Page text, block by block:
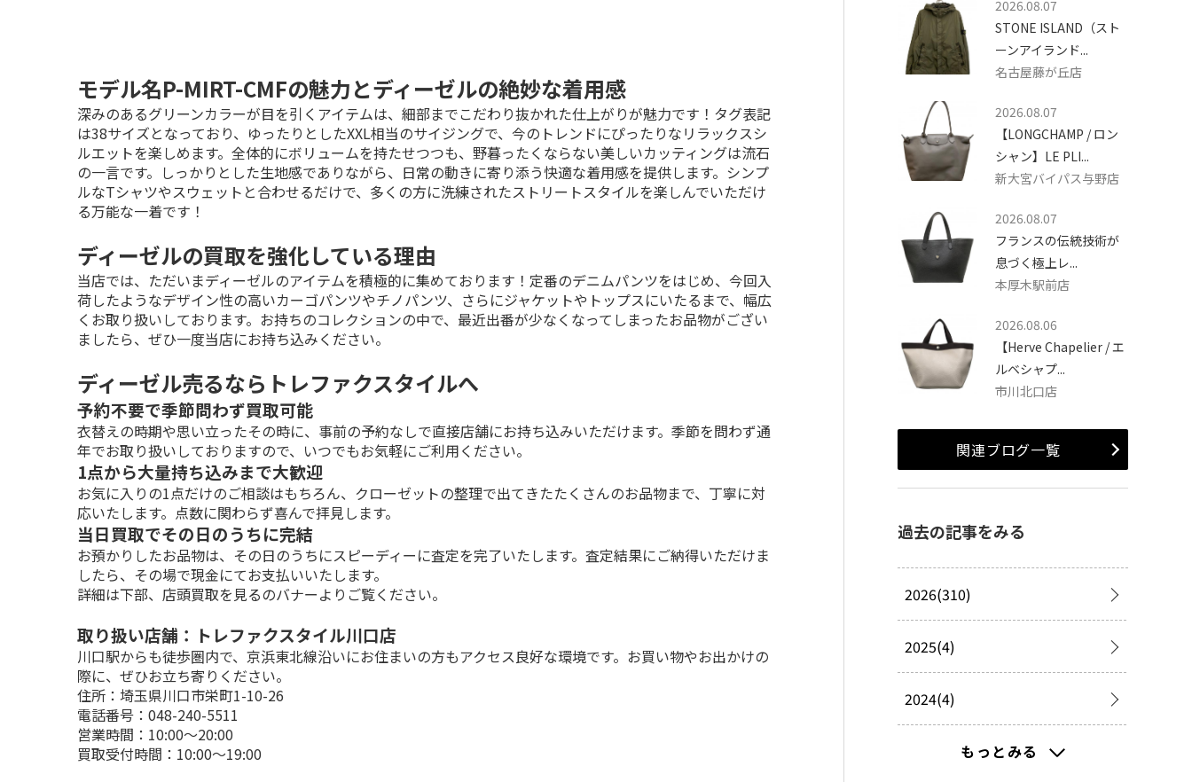
モデル名P-MIRT-CMFの魅力とディーゼルの絶妙な着用感
深みのあるグリーンカラーが目を引くアイテムは、細部までこだわり抜かれた仕上がりが魅力です！タグ表記
は38サイズとなっており、ゆったりとしたXXL相当のサイジングで、今のトレンドにぴったりなリラックスシ
ルエットを楽しめます。全体的にボリュームを持たせつつも、野暮ったくならない美しいカッティングは流石
の一言です。しっかりとした生地感でありながら、日常の動きに寄り添う快適な着用感を提供します。シンプ
ルなTシャツやスウェットと合わせるだけで、多くの方に洗練されたストリートスタイルを楽しんでいただけ
る万能な一着です！
ディーゼルの買取を強化している理由
当店では、ただいまディーゼルのアイテムを積極的に集めております！定番のデニムパンツをはじめ、今回入
荷したようなデザイン性の高いカーゴパンツやチノパンツ、さらにジャケットやトップスにいたるまで、幅広
くお取り扱いしております。お持ちのコレクションの中で、最近出番が少なくなってしまったお品物がござい
ましたら、ぜひ一度当店にお持ち込みください。
ディーゼル売るならトレファクスタイルへ
予約不要で季節問わず買取可能
衣替えの時期や思い立ったその時に、事前の予約なしで直接店舗にお持ち込みいただけます。季節を問わず通
年でお取り扱いしておりますので、いつでもお気軽にご利用ください。
1点から大量持ち込みまで大歓迎
お気に入りの1点だけのご相談はもちろん、クローゼットの整理で出てきたたくさんのお品物まで、丁寧に対
応いたします。点数に関わらず喜んで拝見します。
当日買取でその日のうちに完結
お預かりしたお品物は、その日のうちにスピーディーに査定を完了いたします。査定結果にご納得いただけま
したら、その場で現金にてお支払いいたします。
詳細は下部、店頭買取を見るのバナーよりご覧ください。
取り扱い店舗：トレファクスタイル川口店
川口駅からも徒歩圏内で、京浜東北線沿いにお住まいの方もアクセス良好な環境です。お買い物やお出かけの
際に、ぜひお立ち寄りください。
住所：埼玉県川口市栄町1-10-26
電話番号：048-240-5511
営業時間：10:00～20:00
買取受付時間：10:00～19:00
2026.08.07
STONE ISLAND（スト
ーンアイランド...
名古屋藤が丘店
2026.08.07
【LONGCHAMP / ロン
シャン】LE PLI...
新大宮バイパス与野店
2026.08.07
フランスの伝統技術が
息づく極上レ...
本厚木駅前店
2026.08.06
【Herve Chapelier / エ
ルベシャプ...
市川北口店
関連ブログ一覧
過去の記事をみる
2026(310)
2025(4)
2024(4)
もっとみる